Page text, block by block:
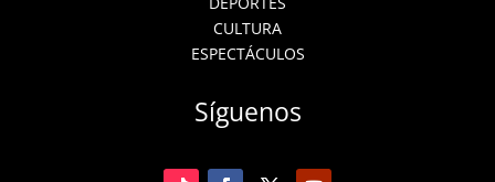
CULTURA
ESPECTÁCULOS
Síguenos